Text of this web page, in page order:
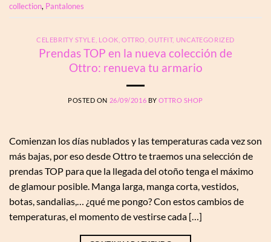
collection, Pantalones
CELEBRITY STYLE LOOK ,OTTRO ,OUTFIT, UNCATEGORIZED
Prendas TOP en la nueva colección de
Ottro: renueva tu armario
POSTED ON 26/09/2016 BYOTTRO SHOP
Comienzan los días nublados y las temperaturas cada vez son
más bajas, por eso desde Ottro te traemos una selección de
prendas TOP para que la llegada del otoño tenga el máximo
de glamour posible. Manga larga, manga corta, vestidos,
botas, sandalias,… ¿qué me pongo? Con estos cambios de
temperaturas, el momento de vestirse cada […]